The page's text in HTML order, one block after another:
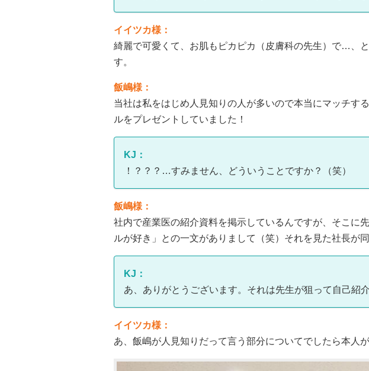
イイツカ様 ：
綺麗で可愛くて、お肌もピカピカ（皮膚科の先生）で…、
す。
飯嶋様：
当社は私をはじめ人見知りの人が多いので本当にマッチす
ルをプレゼントしていました！
KJ：
！？？？…すみません、どういうことですか？（笑）
飯嶋様：
社内で産業医の紹介資料を掲示しているんですが、そこに
ルが好き」との一文がありまして（笑）それを見た社長が
KJ：
あ、ありがとうございます。それは先生が狙って自己紹
イイツカ様：
あ、飯嶋が人見知りだって言う部分についてでしたら本人